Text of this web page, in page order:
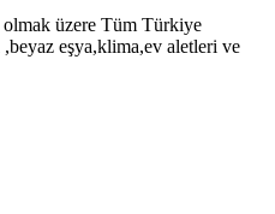
üzere Tüm Türkiye
eşya,klima,ev aletleri ve